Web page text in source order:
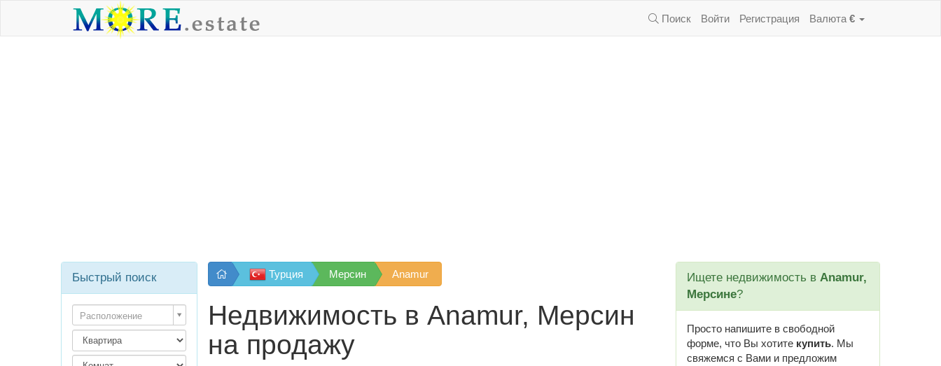
Поиск Войти Регистрация Валюта €
Турция Мерсин Anamur
Недвижимость в Anamur, Мерсин
на продажу
Ищете недвижимость в Anamur,
Мерсине?
Просто напишите в свободной
форме, что Вы хотите купить. Мы
свяжемся с Вами и предложим
Быстрый поиск
Расположение